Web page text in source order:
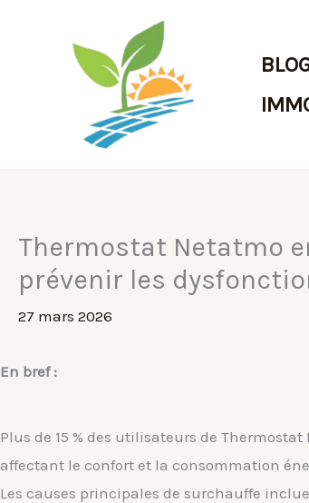
Thermostat Netatmo
prévenir les
27 mars 2026
En bref :
Plus de 15 % des utilisateurs de
affectant le confort et la consommation
Les causes principales de surchauffe